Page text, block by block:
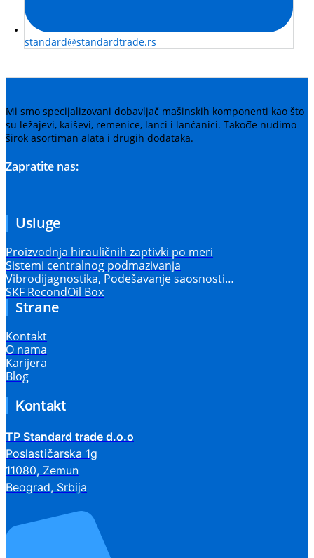
standard@standardtrade.rs
Mi smo specijalizovani dobavljač mašinskih komponenti kao što
su ležajevi, kaiševi, remenice, lanci i lančanici. Takođe nudimo
širok asortiman alata i drugih dodataka.
Zapratite nas:
Usluge
Proizvodnja hirauličnih zaptivki po meri
Sistemi centralnog podmazivanja
Vibrodijagnostika, Podešavanje saosnosti…
SKF RecondOil Box
Strane
Kontakt
O nama
Karijera
Blog
Kontakt
TP Standard trade d.o.o
Poslastičarska 1g
11080, Zemun
Beograd, Srbija